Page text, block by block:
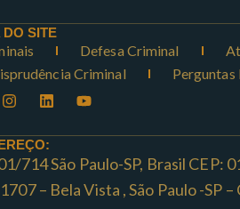
DO SITE
Defesa Criminal
Criminal Perguntas
714 São Paulo-SP, Brasil CEP:
– Bela Vista , São Paulo -SP